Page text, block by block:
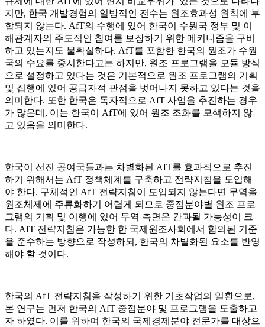
지만, 한국 개발경험의 일방적인 전수는 원조효과성 원칙에 부
합되지 않는다. AfT의 수행에 있어 한국이 수원국 정부 및 이
해관계자의 주도적인 참여를 보장하기 위한 메커니즘을 구비
하고 있는지도 불확실하다. AfT를 포함한 한국의 원조가 수원
국의 수요를 중시한다고는 하지만, 원조 프로그램을 모듈 방식
으로 설정하고 있다는 것은 기본적으로 원조 프로그램의 기획
및 집행에 있어 공급자적 관점을 벗어나지 못하고 있다는 것을
의미한다. 또한 한국은 독자적으로 AfT 사업을 추진하는 경우
가 많은데, 이는 한국이 AfT에 있어 원조 조화를 모색하지 않
고 있음을 의미한다.
한국이 선진 공여국들과는 차별화된 AfT를 효과적으로 추진
하기 위해서는 AfT 정책체계를 구축하고 전략지침을 도입해
야 한다. 구체적인 AfT 전략지침이 도입되지 않는다면 무역을
원조체제에 주류화하기 어렵게 되므로 중점분야별 원조 프로
그램의 기획 및 이행에 있어 무역 측면은 간과될 가능성이 크
다. AfT 전략지침은 가능한 한 국제원조사회에서 합의된 기준
을 준수하는 방향으로 작성하되, 한국의 차별화된 요소를 반영
해야 할 것이다.
한국의 AfT 전략지침을 작성하기 위한 기초작업의 일환으로,
본 연구는 먼저 한국의 AfT 중점분야 및 프로그램을 도출하고
자 하였다. 이를 위하여 한국의 국제경제분야 전문가를 대상으